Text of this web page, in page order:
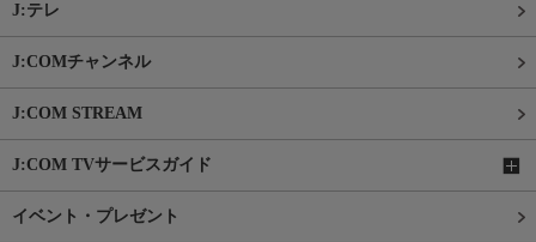
J:テレ
J:COMチャンネル
J:COM STREAM
J:COM TVサービスガイド
イベント・プレゼント